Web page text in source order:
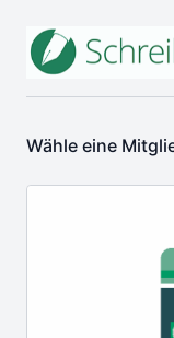
Wähle eine